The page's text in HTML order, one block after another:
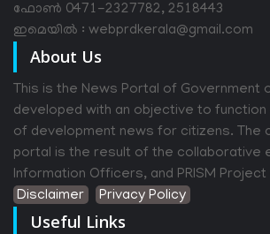
ഫോൺ 0471-2327782, 2518443
ഇമെയിൽ : webprdkerala@gmail.com
About Us
This is the News Portal of Government
developed with an objective to
of development news for citizens. The
portal is the result of the collaborative
Information Officers, and PRISM Project
Disclaimer
Privacy Policy
Useful Links